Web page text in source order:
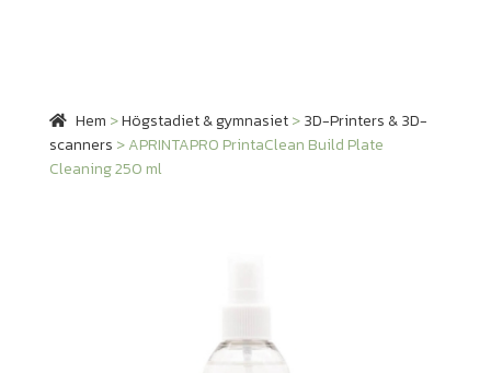
Hem >Högstadiet & gymnasiet>3D-Printers & 3D-
scanners >APRINTAPRO PrintaClean Build Plate
Cleaning 250 ml